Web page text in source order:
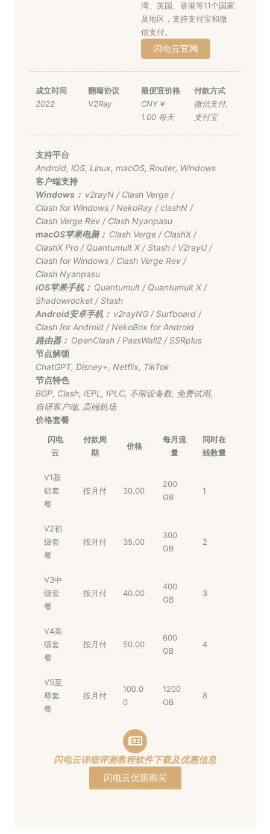
湾、英国、香港等11个国家
及地区，支持支付宝和微
信支付。
闪电云官网
成立时间
2022
翻墙协议
V2Ray
最便宜价格
CNY￥
1.00 每天
付款方式
微信支付,
支付宝
支持平台
Android, iOS, Linux, macOS, Router, Windows
客户端支持
Windows： v2rayN/ Clash Verge/
Clash for Windows/ NekoRay/clashN/
Clash Verge Rev/ Clash Nyanpasu
macOS苹果电脑： Clash Verge/ ClashX/
ClashX Pro/ Quantumult X/Stash/ V2rayU/
Clash for Windows/ Clash Verge Rev/
Clash Nyanpasu
iOS苹果手机： Quantumult/ Quantumult X/
Shadowrocket/Stash
Android安卓手机： v2rayNG/Surfboard/
Clash for Android/ NekoBox for Android
路由器： OpenClash/ PassWall2/SSRplus
节点解锁
ChatGPT, Disney+, Netflix, TikTok
节点特色
BGP, Clash, IEPL , IPLC, 不限设备数, 免费试用,
自研客户端, 高端机场
价格套餐
闪电
云
付款周
期
价格
每月流
量
同时在
线数量
V1基
础套
餐
按月付 30.00
200
GB
1
V2初
级套
餐
按月付 35.00
300
GB
2
V3中
级套
餐
按月付 40.00
400
GB
3
V4高
级套
餐
按月付 50.00
600
GB
4
V5至
尊套
餐
按月付
100.0
0
1200
GB
8
闪电云详细评测教程软件下载及优惠信息
闪电云优惠购买